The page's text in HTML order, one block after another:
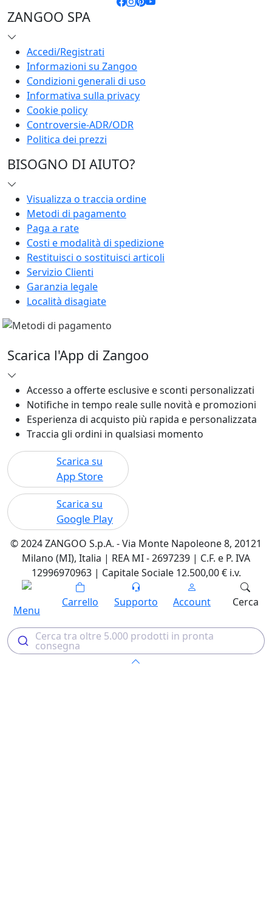
ZANGOO SPA
Accedi/Registrati
Informazioni su Zangoo
Condizioni generali di uso
Informativa sulla privacy
Cookie policy
Controversie-ADR/ODR
Politica dei prezzi
BISOGNO DI AIUTO?
Visualizza o traccia ordine
Metodi di pagamento
Paga a rate
Costi e modalità di spedizione
Restituisci o sostituisci articoli
Servizio Clienti
Garanzia legale
Località disagiate
Scarica l'App di Zangoo
Accesso a offerte esclusive e sconti personalizzati
Notifiche in tempo reale sulle novità e promozioni
Esperienza di acquisto più rapida e personalizzata
Traccia gli ordini in qualsiasi momento
Scarica su
App Store
Scarica su
Google Play
© 2024 ZANGOO S.p.A. - Via Monte Napoleone 8, 20121
Milano (MI), Italia | REA MI - 2697239 | C.F. e P. IVA
12996970963 | Capitale Sociale 12.500,00 € i.v.
Menu
Carrello Supporto Account Cerca
Cerca tra oltre 5.000 prodotti in pronta
consegna